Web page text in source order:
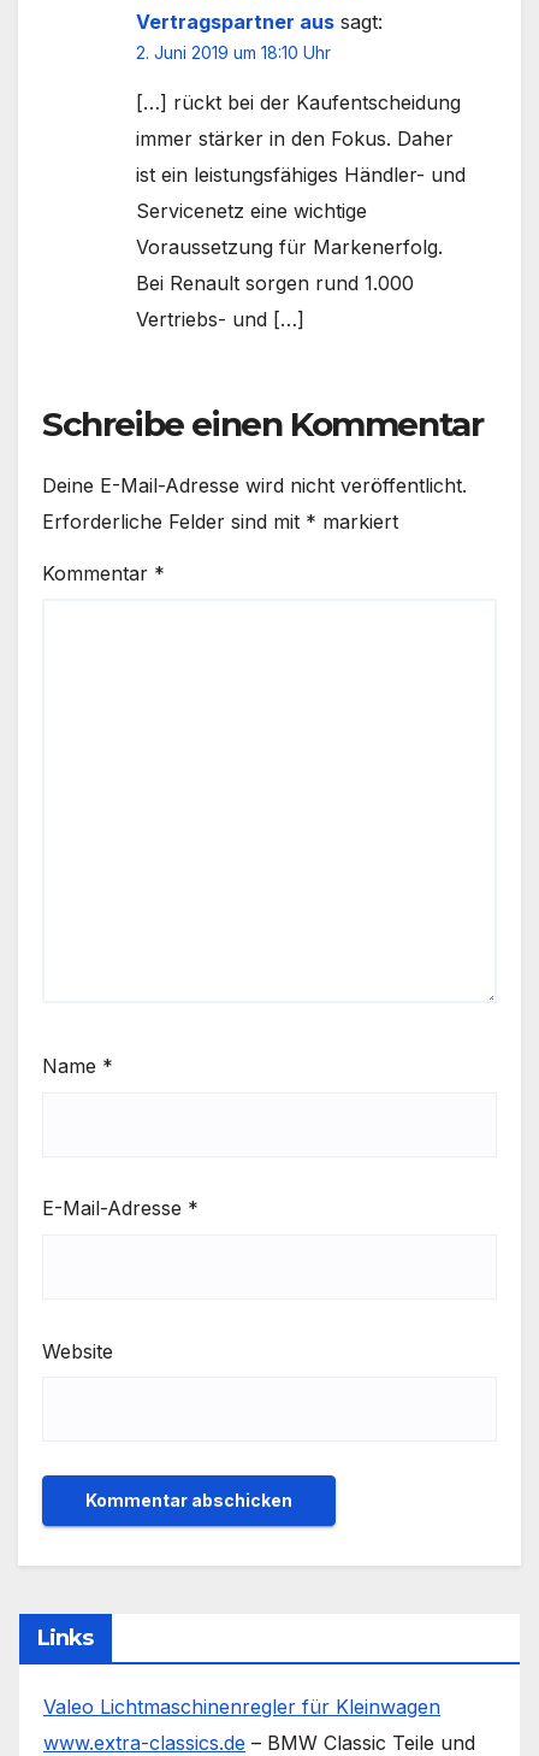
Vertragspartner aus sagt:
2. Juni 2019 um 18:10 Uhr
[…] rückt bei der Kaufentscheidung
immer stärker in den Fokus. Daher
ist ein leistungsfähiges Händler- und
Servicenetz eine wichtige
Voraussetzung für Markenerfolg.
Bei Renault sorgen rund 1.000
Vertriebs- und […]
Schreibe einen Kommentar
Deine E-Mail-Adresse wird nicht veröffentlicht.
Erforderliche Felder sind mit * markiert
Kommentar *
Name *
E-Mail-Adresse *
Website
Links
Valeo Lichtmaschinenregler für Kleinwagen
www.extra-classics.de – BMW Classic Teile und